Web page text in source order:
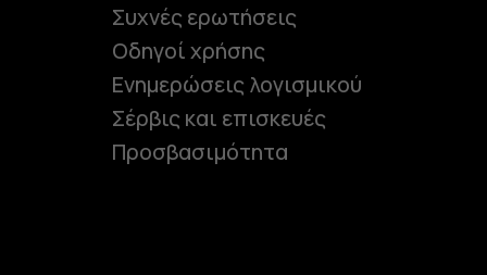
Συχνές ερωτήσεις
Οδηγοί χρήσης
Ενημερώσεις λογισμικού
Σέρβις και επισκευές
Προσβασιμότητα